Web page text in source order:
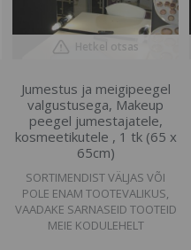
Hetkel otsas
Jumestus ja meigipeegel
valgustusega, Makeup
peegel jumestajatele,
kosmeetikutele , 1 tk (65 x
65cm)
SORTIMENDIST VÄLJAS VÕI
POLE ENAM TOOTEVALIKUS,
VAADAKE SARNASEID TOOTEID
MEIE KODULEHELT